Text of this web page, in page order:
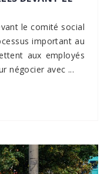
le comité social
important au
aux employés
négocier avec ...